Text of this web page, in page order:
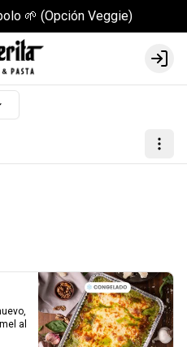
🌱 (Opción Veggie)
Login
al